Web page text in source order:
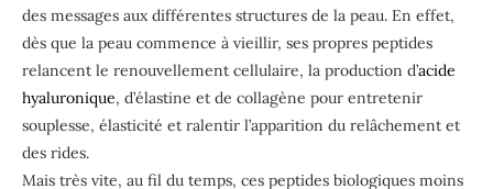
des messages aux différentes structures de la peau. En effet,
dès que la peau commence à vieillir, ses propres peptides
relancent le renouvellement cellulaire, la production d’acide
hyaluronique, d’élastine et de collagène pour entretenir
souplesse, élasticité et ralentir l’apparition du relâchement et
des rides.
Mais très vite, au fil du temps, ces peptides biologiques moins